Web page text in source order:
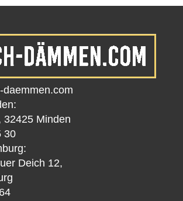
daemmen.com
32425 Minden
30
Deich 12,